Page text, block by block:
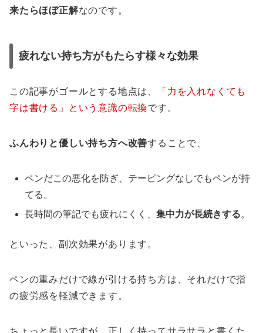
来たらほぼ正解なのです。
疲れない持ち方がもたらす様々な効果
この記事がゴールとする地点は、
「力を入れなくても
字は書ける」という意識の転換です。
ふんわりと優しい持ち方へ改善することで、
ペンだこの悪化を防ぎ、テーピングなしでもペンが持
てる。
長時間の筆記でも疲れにくく、 集中力が長続きする。
といった、副次効果があります。
ペンの重みだけで線が引ける持ち方は、それだけで指
の疲労感を軽減できます。
ちょっと長いですが、正しく持ってサラサラと書くた